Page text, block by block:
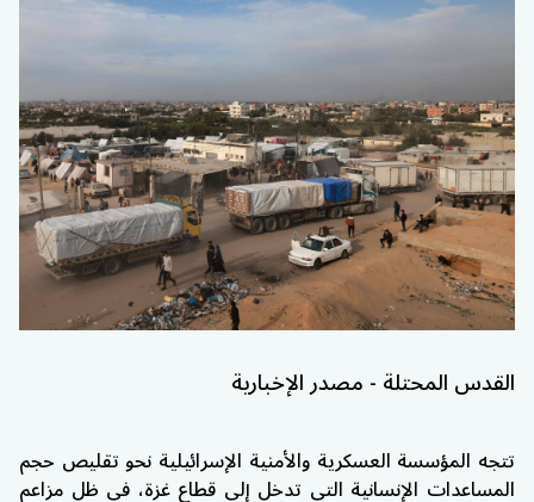
القدس المحتلة - مصدر الإخبارية
تتجه المؤسسة العسكرية والأمنية الإسرائيلية نحو تقليص حجم
المساعدات الإنسانية التي تدخل إلى قطاع غزة، في ظل مزاعم